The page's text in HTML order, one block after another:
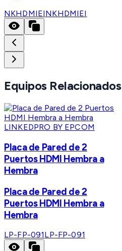
NKHDMIEINKHDMIEI
Equipos Relacionados
LINKEDPRO BY EPCOM
Placa de Pared de 2
Puertos HDMI Hembra a
Hembra
Placa de Pared de 2
Puertos HDMI Hembra a
Hembra
LP-FP-091LP-FP-091